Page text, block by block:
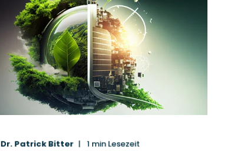
Dr. Patrick Bitter 1 min Lesezeit